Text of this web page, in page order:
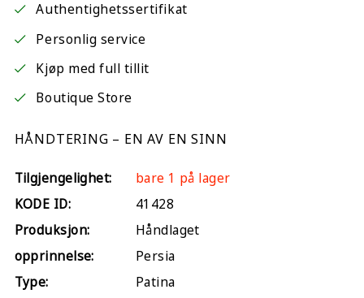
Authentighetssertifikat
Personlig service
Kjøp med full tillit
Boutique Store
HÅNDTERING – EN AV EN SINN
Tilgjengelighet:
bare 1 på lager
KODE ID:
41428
Produksjon:
Håndlaget
opprinnelse:
Persia
Type:
Patina